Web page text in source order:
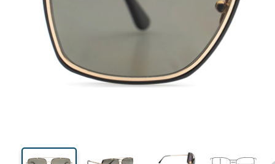
Glashöhe
60 mm
Glasbreite
Glasbreite